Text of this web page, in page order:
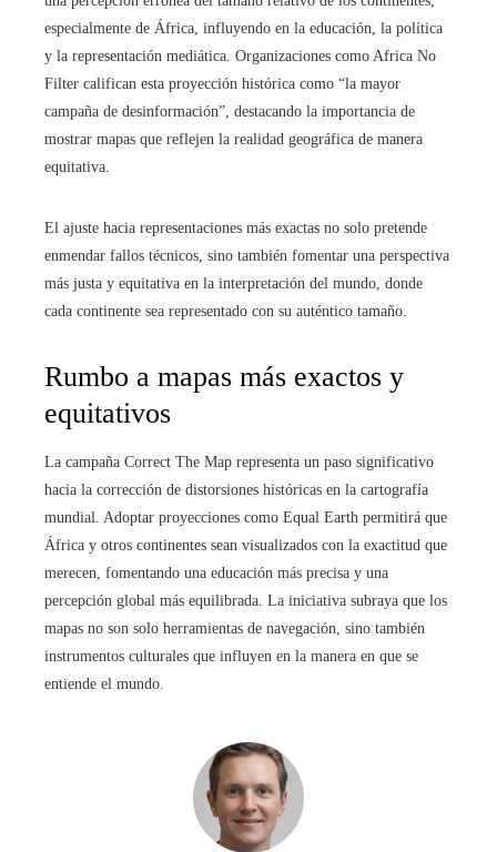
especialmente de África, influyendo en la educación, la política
y la representación mediática. Organizaciones como Africa No
Filter califican esta proyección histórica como “la mayor
campaña de desinformación”, destacando la importancia de
mostrar mapas que reflejen la realidad geográfica de manera
equitativa.
El ajuste hacia representaciones más exactas no solo pretende
enmendar fallos técnicos, sino también fomentar una perspectiva
más justa y equitativa en la interpretación del mundo, donde
cada continente sea representado con su auténtico tamaño.
Rumbo a mapas más exactos y
equitativos
La campaña Correct The Map representa un paso significativo
hacia la corrección de distorsiones históricas en la cartografía
mundial. Adoptar proyecciones como Equal Earth permitirá que
África y otros continentes sean visualizados con la exactitud que
merecen, fomentando una educación más precisa y una
percepción global más equilibrada. La iniciativa subraya que los
mapas no son solo herramientas de navegación, sino también
instrumentos culturales que influyen en la manera en que se
entiende el mundo.